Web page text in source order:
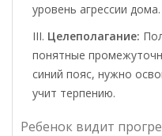
уровень агрессии дома.
Целеполагание:
понятные
синий пояс, нужно
учит терпению.
Ребенок видит